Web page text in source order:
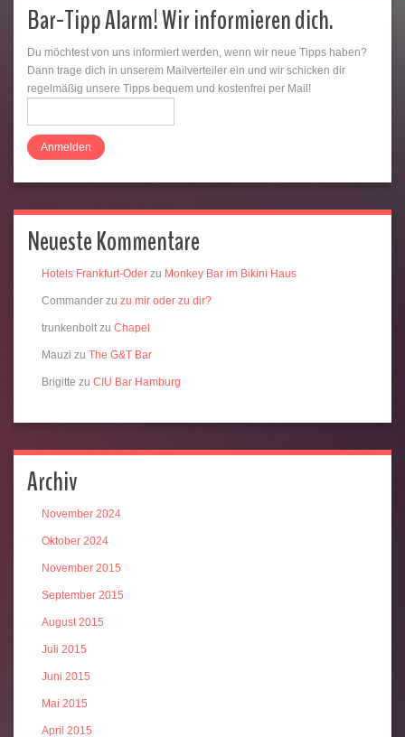
Bar-Tipp Alarm! Wir informieren dich.
Du möchtest von uns informiert werden, wenn wir neue Tipps haben?
Dann trage dich in unserem Mailverteiler ein und wir schicken dir
regelmäßig unsere Tipps bequem und kostenfrei per Mail!
Neueste Kommentare
Hotels Frankfurt-Oder zu Monkey Bar im Bikini Haus
Commander zu zu mir oder zu dir?
trunkenboltzu Chapel
Mauzi zu The G&T Bar
Brigitte zu CIU Bar Hamburg
Archiv
November 2024
Oktober 2024
November 2015
September 2015
August 2015
Juli 2015
Juni 2015
Mai 2015
April 2015